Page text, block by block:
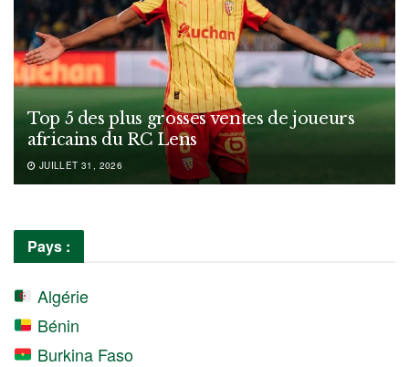
Top 5 des plus grosses ventes de joueurs
africains du RC Lens
JUILLET 31, 2026
Pays :
Algérie
Bénin
Burkina Faso